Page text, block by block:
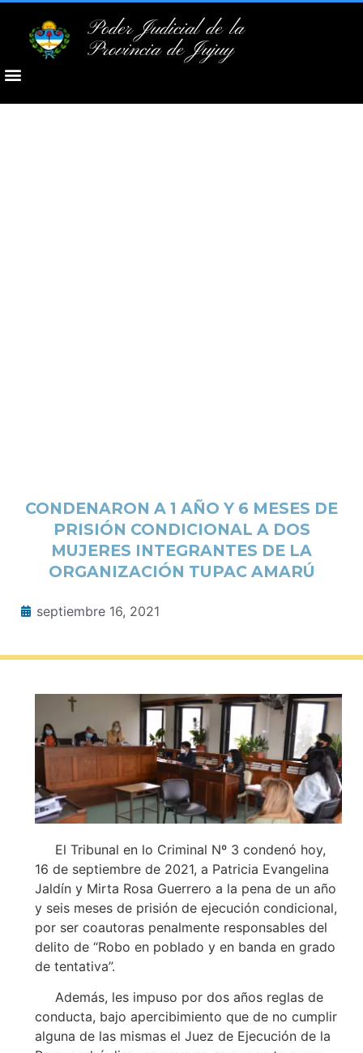
Poder Judicial de la
Provincia de Jujuy
CONDENARON A 1 AÑO Y 6 MESES DE
PRISIÓN CONDICIONAL A DOS
MUJERES INTEGRANTES DE LA
ORGANIZACIÓN TUPAC AMARÚ
septiembre 16, 2021
El Tribunal en lo Criminal Nº 3 condenó hoy,
16 de septiembre de 2021, a Patricia Evangelina
Jaldín y Mirta Rosa Guerrero a la pena de un año
y seis meses de prisión de ejecución condicional,
por ser coautoras penalmente responsables del
delito de “Robo en poblado y en banda en grado
de tentativa”.
Además, les impuso por dos años reglas de
conducta, bajo apercibimiento que de no cumplir
alguna de las mismas el Juez de Ejecución de la